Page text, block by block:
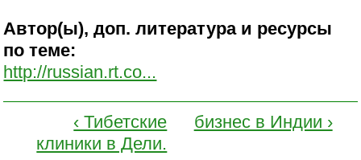
Автор(ы), доп. литература и ресурсы
по теме:
http://russian.rt.co...
‹ Тибетские
клиники в Дели.
бизнес в Индии ›